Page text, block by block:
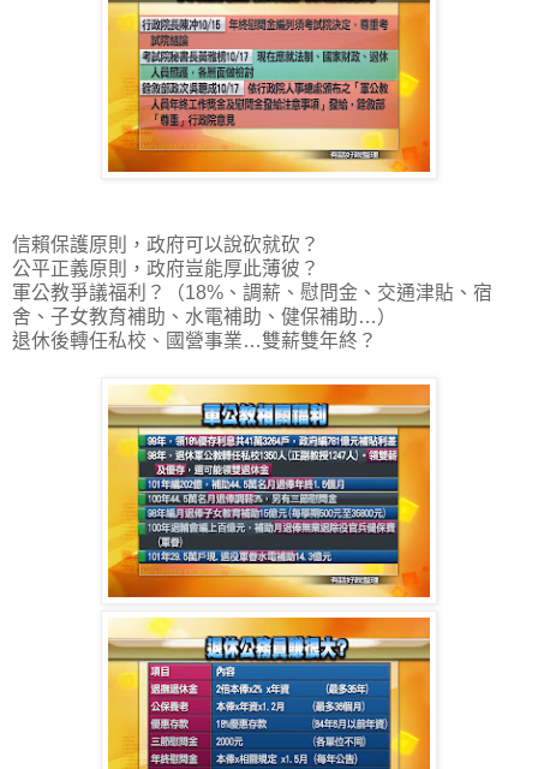
信賴保護原則，政府可以說砍就砍？
公平正義原則，政府豈能厚此薄彼？
軍公教爭議福利？（18%、調薪、慰問金、交通津貼、宿
舍、子女教育補助、水電補助、健保補助…）
退休後轉任私校、國營事業…雙薪雙年終？